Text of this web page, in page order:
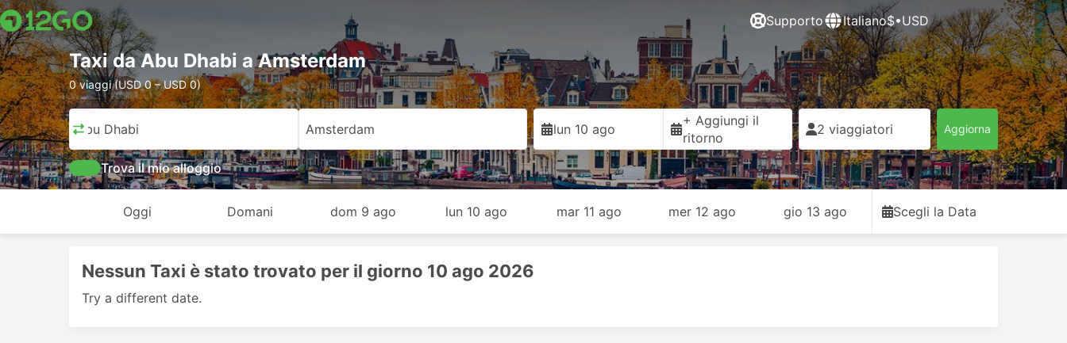
Supporto Italiano$•USD
Taxi da Abu Dhabi a Amsterdam
0 viaggi (USD 0 – USD 0)
Abu Dhabi Amsterdam lun 10 ago
+ Aggiungi il
ritorno
2 viaggiatori Aggiorna
Trova il mio alloggio
Oggi Domani dom 9 ago lun 10 ago mar 11 ago mer 12 ago gio 13 ago Scegli la Data
Nessun Taxi è stato trovato per il giorno 10 ago 2026
Try a different date.